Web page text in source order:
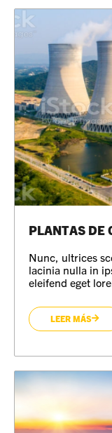
PLANTAS DE
Nunc, ultrices
lacinia nulla in
eleifend eget
LEER MÁS